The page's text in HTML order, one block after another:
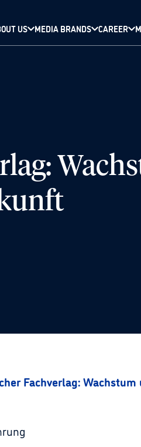
US MEDIA BRANDS CAREER
Fachverlag: